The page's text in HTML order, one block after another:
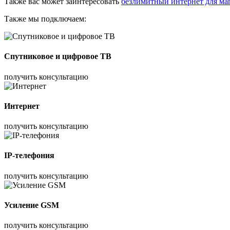
Также мы подключаем:
Спутниковое и цифровое ТВ
получить консультацию
Интернет
получить консультацию
IP-телефония
получить консультацию
Усиление GSM
получить консультацию